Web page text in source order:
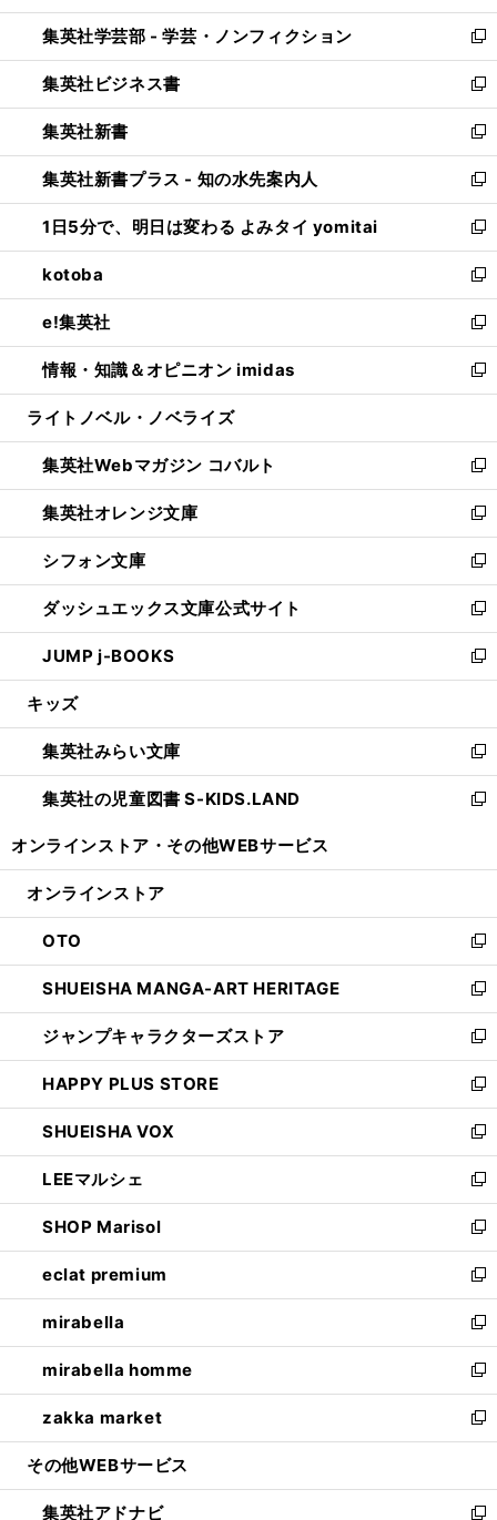
開
く
ウ
で
開
く
ン
ド
ウ
で
開
く
ウ
ィ
ン
ド
ウ
で
開
く
集英社学芸部 - 学芸・ノンフィクション
新
し
い
ウ
ィ
ン
ド
ウ
で
開
く
集英社ビジネス書
新
し
い
ウ
ィ
ン
ド
ウ
で
開
く
集英社新書
新
し
い
ウ
ィ
ン
ド
ウ
で
開
く
集英社新書プラス - 知の水先案内人
新
し
い
ウ
ィ
ン
ド
ウ
で
開
1日5分で、明日は変わる よみタイ yomitai
新
し
い
ウ
ィ
ン
ド
ウ
開
く
kotoba
新
し
い
ウ
ィ
ン
ウ
で
開
く
e!集英社
新
し
い
ウ
ン
ド
ウ
で
開
く
情報・知識＆オピニオン imidas
新
し
ウ
ィ
ン
ド
ウ
で
開
く
ライトノベル・ノベライズ
集英社Webマガジン コバルト
新
し
い
ウ
ィ
ン
ド
ウ
で
開
集英社オレンジ文庫
新
し
い
ウ
ィ
ン
ド
ウ
開
く
シフォン文庫
新
し
い
ウ
ィ
ン
ウ
で
開
く
ダッシュエックス文庫公式サイト
新
し
い
ウ
ン
ド
ウ
で
JUMP j-BOOKS
新
し
ウ
ィ
ン
ド
開
キッズ
集英社みらい文庫
新
し
い
ン
ウ
で
開
く
集英社の児童図書 S-KIDS.LAND
新
ウ
ン
ド
ウ
で
開
く
オンラインストア・ その他WEBサービス
オンラインストア
OTO
新
し
い
ウ
ィ
ン
ド
ウ
で
開
く
SHUEISHA MANGA-ART HERITAGE
新
し
い
ウ
ィ
ン
ド
ウ
で
開
く
ジャンプキャラクターズストア
新
し
い
ウ
ィ
ン
ド
ウ
で
開
く
HAPPY PLUS STORE
新
し
い
ウ
ィ
ン
ド
ウ
で
開
く
SHUEISHA VOX
新
し
い
ウ
ィ
ン
ド
ウ
で
開
く
LEEマルシェ
新
し
い
ウ
ィ
ン
ド
ウ
で
開
く
SHOP Marisol
新
し
い
ウ
ィ
ン
ド
ウ
で
開
eclat premium
新
し
い
ウ
ィ
ン
ド
ウ
開
く
mirabella
新
し
い
ウ
ィ
ン
ウ
で
mirabella homme
新
し
い
ウ
ン
ド
zakka market
新
し
ウ
ィ
その他WEBサービス
集英社アドナビ